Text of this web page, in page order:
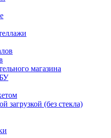
магазина
загрузкой (без стекла)